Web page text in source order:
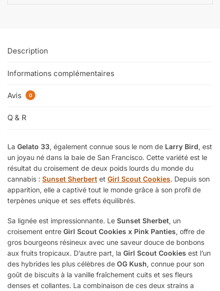
Description
Informations complémentaires
Avis 0
Q & R
La Gelato 33, également connue sous le nom de Larry Bird, est
un joyau né dans la baie de San Francisco. Cette variété est le
résultat du croisement de deux poids lourds du monde du
cannabis : Sunset Sherbert et Girl Scout Cookies. Depuis son
apparition, elle a captivé tout le monde grâce à son profil de
terpènes unique et ses effets équilibrés.
Sa lignée est impressionnante. Le Sunset Sherbet, un
croisement entre Girl Scout Cookies x Pink Panties, offre de
gros bourgeons résineux avec une saveur douce de bonbons
aux fruits tropicaux. D’autre part, la Girl Scout Cookies est l’un
des hybrides les plus célèbres de OG Kush, connue pour son
goût de biscuits à la vanille fraîchement cuits et ses fleurs
denses et collantes. La combinaison de ces deux strains a